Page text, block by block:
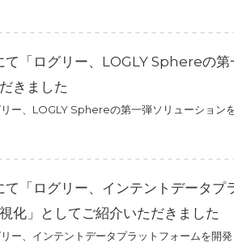
「ログリー、LOGLY Sphereの
きました
ー、LOGLY Sphereの第一弾ソリューショ
「ログリー、インテントデータ
化」としてご紹介いただきました
ー、インテントデータプラットフォームを開